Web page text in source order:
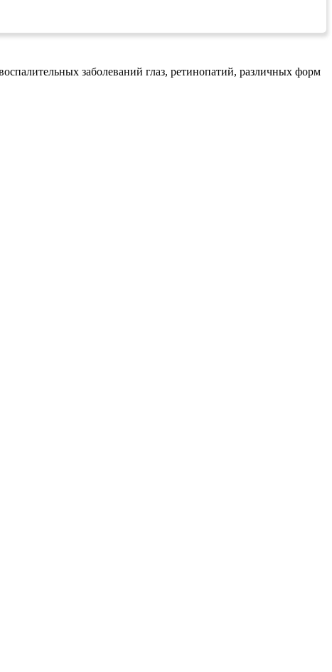
заболеваний глаз, ретинопатий, различных форм